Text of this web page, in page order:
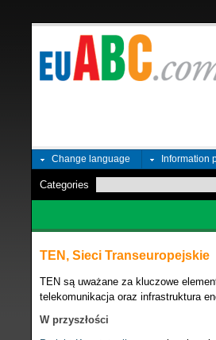
Change language Information
Categories
TEN, Sieci Transeuropejskie
TEN są uważane za kluczowe
telekomunikacja oraz infrastruktura
W przyszłości